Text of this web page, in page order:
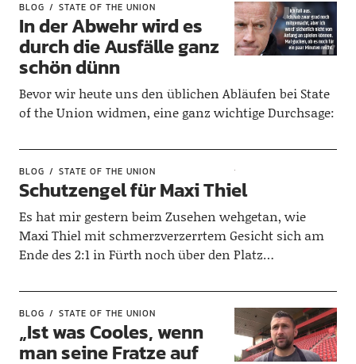
BLOG STATE OF THE UNION
In der Abwehr wird es
durch die Ausfälle ganz
schön dünn
Bevor wir heute uns den üblichen Abläufen bei State
of the Union widmen, eine ganz wichtige Durchsage:
BLOG STATE OF THE UNION
Schutzengel für Maxi Thiel
Es hat mir gestern beim Zusehen wehgetan, wie
Maxi Thiel mit schmerzverzerrtem Gesicht sich am
Ende des 2:1 in Fürth noch über den Platz…
BLOG STATE OF THE UNION
„Ist was Cooles, wenn
man seine Fratze auf